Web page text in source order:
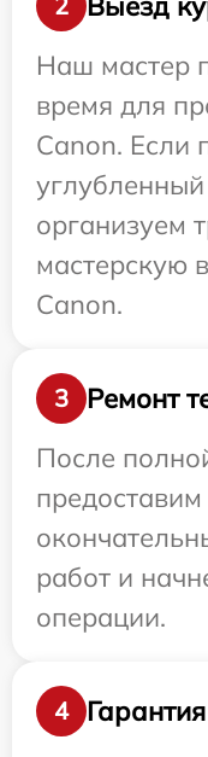
Наш мастер
время для
Canon. Если
организуем
мастерскую
Canon.
3
Ремонт
После
работ и
операции.
4
Гарантия